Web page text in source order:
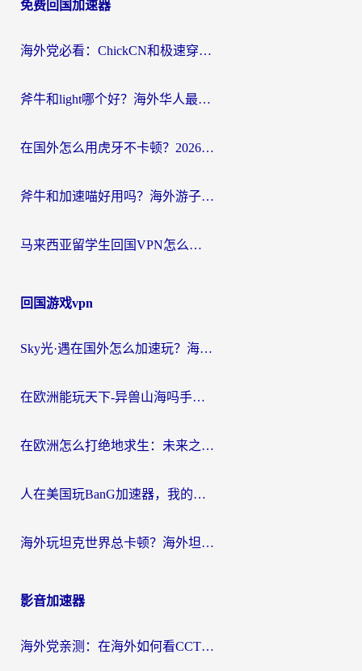
导
免费回国加速器
海外党必看：ChickCN和极速穿梭VPN好用吗？3招教你选对回国加速器无缝刷国内资源
斧牛和light哪个好？海外华人最关心的回国加速器选择难题，一篇讲透
在国外怎么用虎牙不卡顿？2026海外华人亲测有效的回国加速器选择指南
斧牛和加速喵好用吗？海外游子的真实选择困境
马来西亚留学生回国VPN怎么选？3个避坑点+1款实测好用的加速器推荐
回国游戏vpn
Sky光·遇在国外怎么加速玩？海外党亲测有效的国服游戏加速指南
在欧洲能玩天下-异兽山海吗手游？海外玩家的加速器生存指南
在欧洲怎么打绝地求生：未来之役不卡？留学生亲测的加速器避坑指南
人在美国玩BanG加速器，我的延迟终于绿了
海外玩坦克世界总卡顿？海外坦克世界加速器有哪些？实测好用的选择在这里
影音加速器
海外党亲测：在海外如何看CCTV？告别“仅限大陆播放”的实用指南